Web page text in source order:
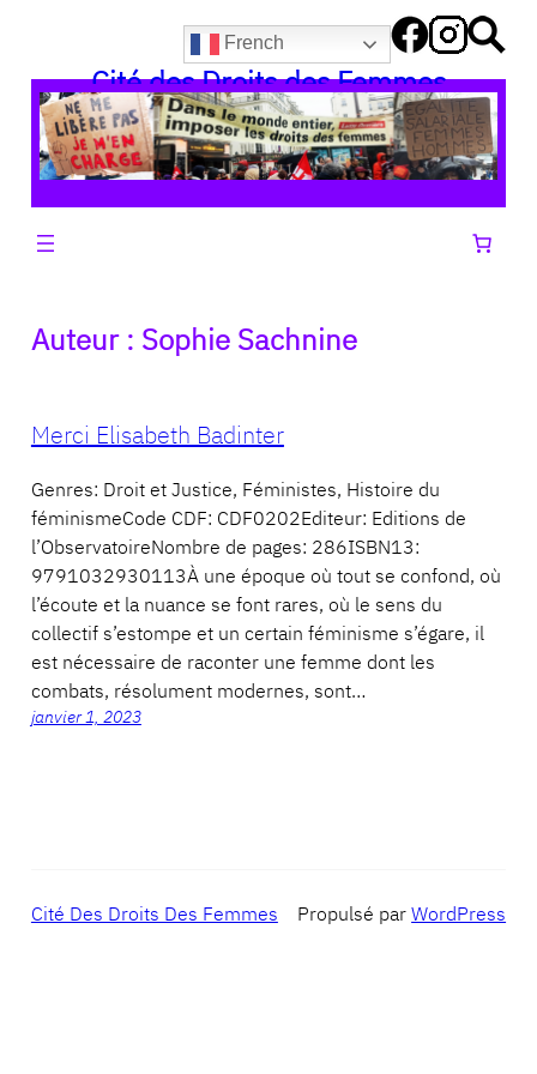
contenu
French
Cité des Droits des Femmes
Auteur : Sophie Sachnine
Merci Elisabeth Badinter
Genres: Droit et Justice, Féministes, Histoire du
féminismeCode CDF: CDF0202Editeur: Editions de
l’ObservatoireNombre de pages: 286ISBN13:
9791032930113À une époque où tout se confond, où
l’écoute et la nuance se font rares, où le sens du
collectif s’estompe et un certain féminisme s’égare, il
est nécessaire de raconter une femme dont les
combats, résolument modernes, sont…
janvier 1, 2023
Cité Des Droits Des Femmes Propulsé parWordPress